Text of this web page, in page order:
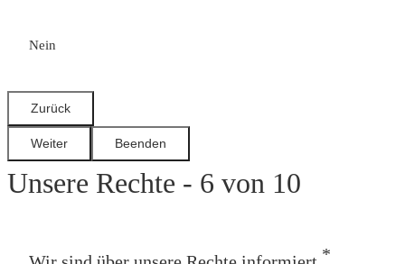
Nein
Unsere Rechte - 6 von 10
*